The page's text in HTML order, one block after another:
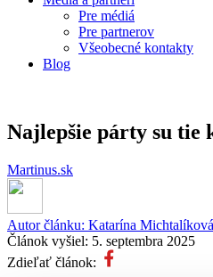
Pre médiá
Pre partnerov
Všeobecné kontakty
Blog
Najlepšie párty su tie
Martinus.sk
Autor článku: Katarína Michtalíková
Článok vyšiel: 5. septembra 2025
Zdieľať článok: